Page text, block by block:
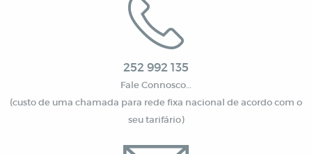
252 992 135
Fale Connosco…
(custo de uma chamada para rede fixa nacional de acordo com o
seu tarifário)